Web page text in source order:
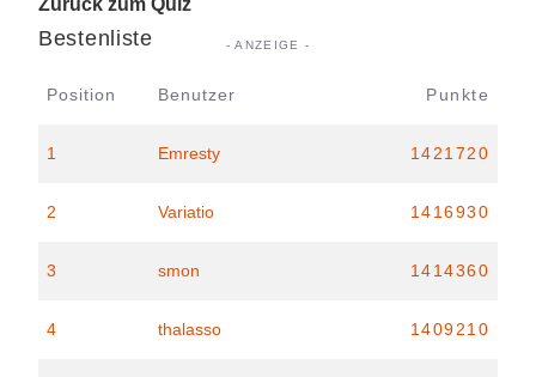
Zurück zum Quiz
Bestenliste
Position Benutzer Punkte
1 Emresty 1421720
2 Variatio 1416930
3 smon 1414360
4 thalasso 1409210